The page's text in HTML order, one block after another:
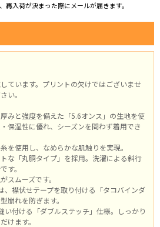
入荷が決まった際にメールが届きます。
ています。プリントの欠けではございませ
い。
みと強度を備えた「5.6オンス」の生地を使
保湿性に優れ、シーズンを問わず着用でき
を使用し、なめらかな肌触りを実現。
な「丸胴タイプ」を採用。洗濯による斜行
す。
スムーズです。
、襟伏せテープを取り付ける「タコバインダ
崩れを防ぎます。
い付ける「ダブルステッチ」仕様。しっかり
けます。